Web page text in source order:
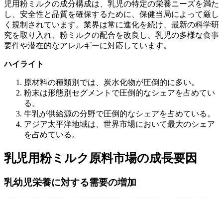
児用粉ミルクの成分構成は、乳児の特定の栄養ニーズを満た
し、安全性と品質を確保するために、保健当局によって厳し
く規制されています。業界は常に進化を続け、最新の科学研
究を取り入れ、粉ミルクの配合を改良し、乳児の多様な食事
要件や潜在的なアレルギーに対応しています。
ハイライト
原材料の種類別では、炭水化物が圧倒的に多い。
粉末は形態別セグメントで圧倒的なシェアを占めてい
る。
牛乳が供給源の分野で圧倒的なシェアを占めている。
アジア太平洋地域は、世界市場において最大のシェア
を占めている。
乳児用粉ミルク原料市場の成長要因
乳幼児栄養に対する需要の増加